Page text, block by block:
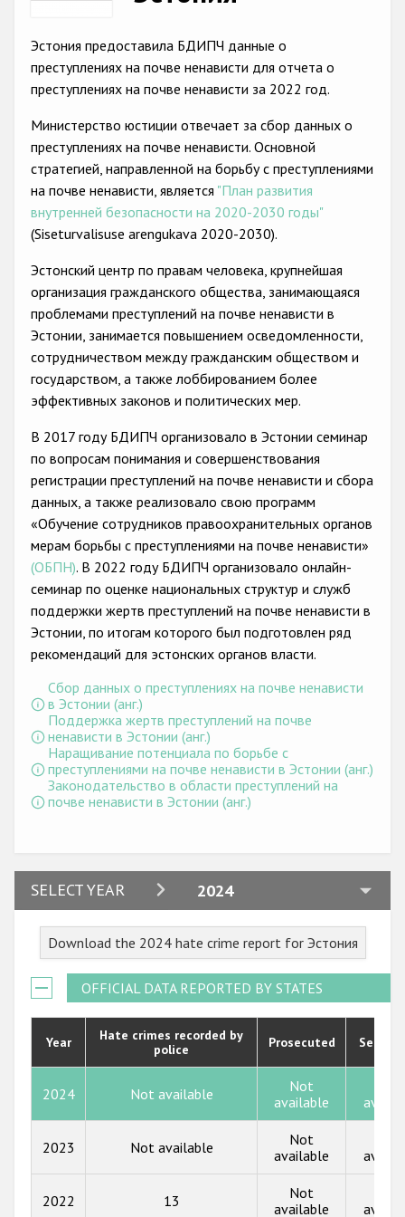
Anti-Roma hate crime
Anti-Semitic hate crime
Anti-Muslim hate crime
Anti-Christian hate crime
Other hate crime based on religion or belief
Gender-based hate crime
Disability hate crime
Проекты БДИПЧ
Организации гражданского общества
Эстония предоставила БДИПЧ данные о
преступлениях на почве ненависти для отчета о
преступлениях на почве ненависти за 2022 год.
Министерство юстиции отвечает за сбор данных о
преступлениях на почве ненависти. Основной
стратегией, направленной на борьбу с преступлениями
на почве ненависти, является "План развития
внутренней безопасности на 2020-2030 годы"
(Siseturvalisuse arengukava 2020-2030).
Эстонский центр по правам человека, крупнейшая
организация гражданского общества, занимающаяся
проблемами преступлений на почве ненависти в
Эстонии, занимается повышением осведомленности,
сотрудничеством между гражданским обществом и
государством, а также лоббированием более
эффективных законов и политических мер.
В 2017 году БДИПЧ организовало в Эстонии семинар
по вопросам понимания и совершенствования
регистрации преступлений на почве ненависти и сбора
данных, а также реализовало свою программ
«Обучение сотрудников правоохранительных органов
мерам борьбы с преступлениями на почве ненависти»
(ОБПН). В 2022 году БДИПЧ организовало онлайн-
семинар по оценке национальных структур и служб
поддержки жертв преступлений на почве ненависти в
Эстонии, по итогам которого был подготовлен ряд
рекомендаций для эстонских органов власти.
Сбор данных о преступлениях на почве ненависти
в Эстонии (анг.)
Поддержка жертв преступлений на почве
ненависти в Эстонии (анг.)
Наращивание потенциала по борьбе с
преступлениями на почве ненависти в Эстонии (анг.)
Законодательство в области преступлений на
почве ненависти в Эстонии (анг.)
SELECT YEAR 2024
2024
2022
2021
2020
2017
2016
Download the 2024 hate crime report for Эстония
OFFICIAL DATA REPORTED BY STATES
Year
Hate crimes recorded by
police
Prosecuted
2024 Not available
Not
available
2023 Not available
Not
available
2022 13
Not
available